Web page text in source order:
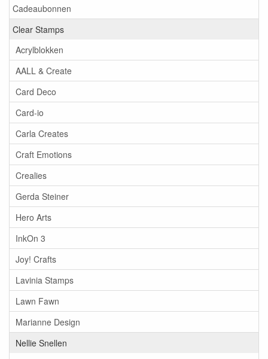
Cadeaubonnen
Clear Stamps
Acrylblokken
AALL & Create
Card Deco
Card-io
Carla Creates
Craft Emotions
Crealies
Gerda Steiner
Hero Arts
InkOn 3
Joy! Crafts
Lavinia Stamps
Lawn Fawn
Marianne Design
Nellie Snellen